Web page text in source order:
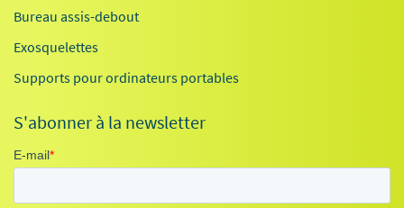
Bureau assis-debout
Exosquelettes
Supports pour ordinateurs portables
S'abonner à la newsletter